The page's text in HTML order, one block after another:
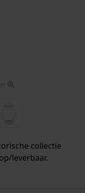
collectie
leverbaar.